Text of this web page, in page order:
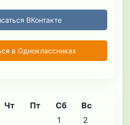
ВКонтакте
в Одноклассниках
Чт Пт Сб Вс
1
2